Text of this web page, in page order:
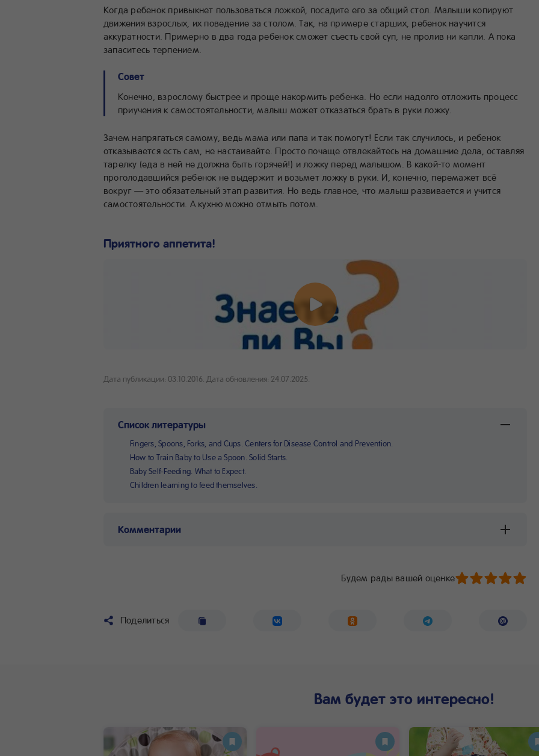
Когда ребенок привыкнет пользоваться ложкой, посадите его за общий стол. Малыши копируют
движения взрослых, их поведение за столом. Так, на примере старших, ребенок научится
аккуратности. Примерно в два года ребенок сможет съесть свой суп, не пролив ни капли. А пока
запаситесь терпением.
Совет
Конечно, взрослому быстрее и проще накормить ребенка. Но если надолго отложить процесс
приучения к самостоятельности, малыш может отказаться брать в руки ложку.
Зачем напрягаться самому, ведь мама или папа и так помогут! Если так случилось, и ребенок
отказывается есть сам, не настаивайте. Просто почаще отвлекайтесь на домашние дела, оставляя
тарелку (еда в ней не должна быть горячей!) и ложку перед малышом. В какой-то момент
проголодавшийся ребенок не выдержит и возьмет ложку в руки. И, конечно, перемажет всё
вокруг — это обязательный этап развития. Но ведь главное, что малыш развивается и учится
самостоятельности. А кухню можно отмыть потом.
Приятного аппетита!
Дата публикации: 03.10.2016. Дата обновления: 24.07.2025.
Список литературы
Fingers, Spoons, Forks, and Cups. Centers for Disease Control and Prevention.
How to Train Baby to Use a Spoon. Solid Starts.
Baby Self-Feeding. What to Expect.
Children learning to feed themselves.
Комментарии
Будем рады вашей оценке
Поделиться
Вам будет это интересно!